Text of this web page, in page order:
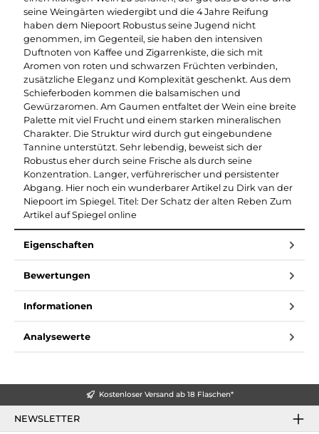
seine Weingärten wiedergibt und die 4 Jahre Reifung
haben dem Niepoort Robustus seine Jugend nicht
genommen, im Gegenteil, sie haben den intensiven
Duftnoten von Kaffee und Zigarrenkiste, die sich mit
Aromen von roten und schwarzen Früchten verbinden,
zusätzliche Eleganz und Komplexität geschenkt. Aus dem
Schieferboden kommen die balsamischen und
Gewürzaromen. Am Gaumen entfaltet der Wein eine breite
Palette mit viel Frucht und einem starken mineralischen
Charakter. Die Struktur wird durch gut eingebundene
Tannine unterstützt. Sehr lebendig, beweist sich der
Robustus eher durch seine Frische als durch seine
Konzentration. Langer, verführerischer und persistenter
Abgang. Hier noch ein wunderbarer Artikel zu Dirk van der
Niepoort im Spiegel. Titel: Der Schatz der alten Reben Zum
Artikel auf Spiegel online
Eigenschaften
Bewertungen
Informationen
Analysewerte
Kostenloser Versand ab 18 Flaschen*
NEWSLETTER